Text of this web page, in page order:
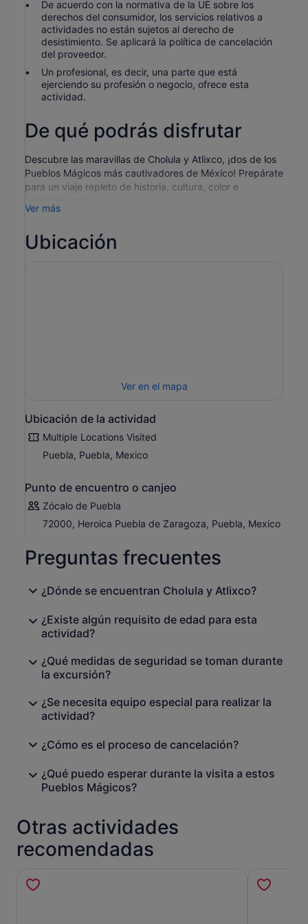
De acuerdo con la normativa de la UE sobre los
derechos del consumidor, los servicios relativos a
actividades no están sujetos al derecho de
desistimiento. Se aplicará la política de cancelación
del proveedor.
Un profesional, es decir, una parte que está
ejerciendo su profesión o negocio, ofrece esta
actividad.
De qué podrás disfrutar
Descubre las maravillas de Cholula y Atlixco, ¡dos de los
Pueblos Mágicos más cautivadores de México! Prepárate
para un viaje repleto de historia, cultura, color e
contemporáneo se mezclan a la perfección. Descubre
sus impresionantes tesoros arqueológicos, su
Cada momento de esta excursión celebra la belleza, la
inolvidable que querrás revivir una y otra vez!
Ver más
Ubicación
Ver en el mapa
Ubicación de la actividad
Multiple Locations Visited
Puebla, Puebla, Mexico
Punto de encuentro o canjeo
Zócalo de Puebla
72000, Heroica Puebla de Zaragoza, Puebla, Mexico
Preguntas frecuentes
¿Dónde se encuentran Cholula y Atlixco?
¿Existe algún requisito de edad para esta
actividad?
¿Qué medidas de seguridad se toman durante
la excursión?
¿Se necesita equipo especial para realizar la
actividad?
¿Cómo es el proceso de cancelación?
¿Qué puedo esperar durante la visita a estos
Pueblos Mágicos?
Otras actividades
recomendadas